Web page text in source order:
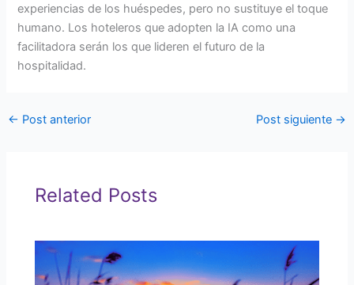
experiencias de los huéspedes, pero no sustituye el toque
humano. Los hoteleros que adopten la IA como una
facilitadora serán los que lideren el futuro de la
hospitalidad.
← Post anterior Post siguiente →
Related Posts